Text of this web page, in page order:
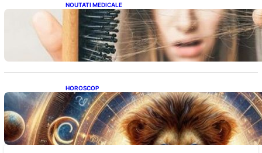
NOUTATI MEDICALE
Semnele unei deficiențe de proteine:
Impactul asupra sănătății tale
HOROSCOP
Portalul Leului 8/8: Oportunități de
Abundență pentru Cinci Zodii în 2026